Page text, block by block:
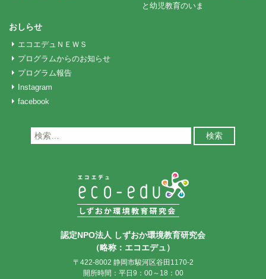
と幼児教育のいま
おしらせ
エコエデュＮＥＷＳ
プログラムからのお知らせ
プログラム報告
Instagram
facebook
検
索:
認定NPO法人 しずおか環境教育研究会
（略称：エコエデュ）
〒422-8002 静岡市駿河区谷田1170-2
開所時間：平日9：00～18：00